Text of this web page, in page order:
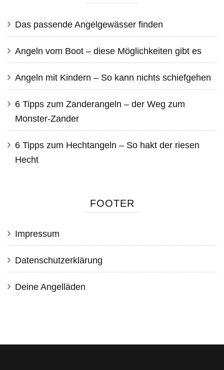
Das passende Angelgewässer finden
Angeln vom Boot – diese Möglichkeiten gibt es
Angeln mit Kindern – So kann nichts schiefgehen
6 Tipps zum Zanderangeln – der Weg zum
Monster-Zander
6 Tipps zum Hechtangeln – So hakt der riesen
Hecht
FOOTER
Impressum
Datenschutzerklärung
Deine Angelläden